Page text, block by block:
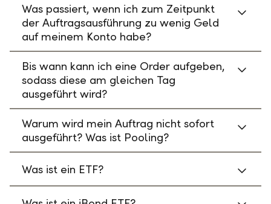
Was passiert, wenn ich zum Zeitpunkt
der Auftragsausführung zu wenig Geld
auf meinem Konto habe?
Bis wann kann ich eine Order aufgeben,
sodass diese am gleichen Tag
ausgeführt wird?
Warum wird mein Auftrag nicht sofort
ausgeführt? Was ist Pooling?
Was ist ein ETF?